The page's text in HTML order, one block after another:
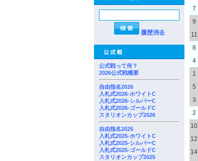
履歴消去
公式戦って何？
2026公式戦概要
自由指名2026
入札式2026-ホワイトC
入札式2026-シルバーC
入札式2026-ゴールドC
スタリオンカップ2026
自由指名2025
入札式2025-ホワイトC
入札式2025-シルバーC
入札式2025-ゴールドC
スタリオンカップ2025
7
9
11
8
4
1
5
3
2
10
12
14